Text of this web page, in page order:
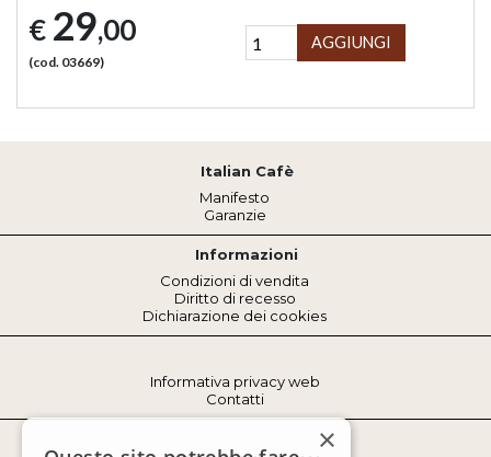
€ 29,00
(cod. 03669)
AGGIUNGI
Italian Cafè
Manifesto
Garanzie
Informazioni
Condizioni di vendita
Diritto di recesso
Dichiarazione dei cookies
Informativa privacy web
Contatti
×